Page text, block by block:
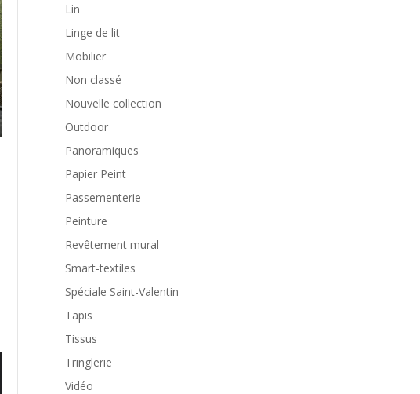
Lin
Linge de lit
Mobilier
Non classé
Nouvelle collection
Outdoor
Panoramiques
Papier Peint
Passementerie
Peinture
Revêtement mural
Smart-textiles
Spéciale Saint-Valentin
Tapis
Tissus
Tringlerie
Vidéo